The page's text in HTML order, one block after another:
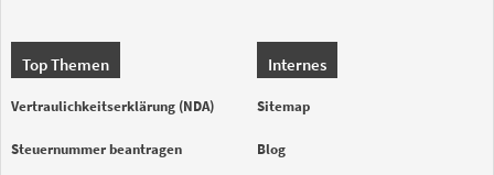
Top Themen
Vertraulichkeitserklärung (NDA)
Steuernummer beantragen
Internes
Sitemap
Blog